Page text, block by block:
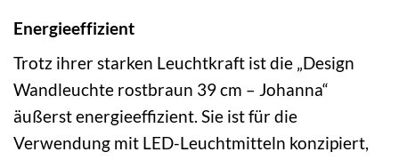
Energieeffizient
Trotz ihrer starken Leuchtkraft ist die „Design
Wandleuchte rostbraun 39 cm – Johanna“
äußerst energieeffizient. Sie ist für die
Verwendung mit LED-Leuchtmitteln konzipiert,